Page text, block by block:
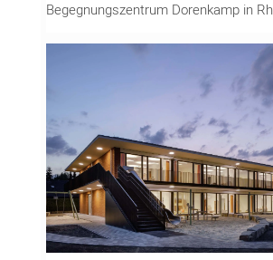
Begegnungszentrum Dorenkamp in